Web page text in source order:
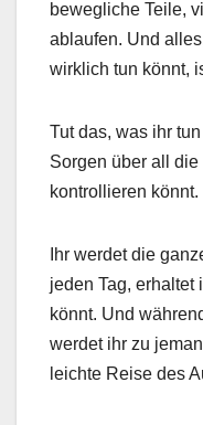
bewegliche Teile,
ablaufen. Und
wirklich tun könnt,
Tut das, was ihr
Sorgen über all
kontrollieren könnt.
Ihr werdet die
jeden Tag, erhaltet
könnt. Und
werdet ihr zu
leichte Reise des